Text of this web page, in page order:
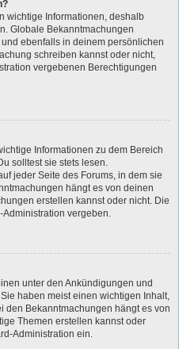
wichtige Informationen, deshalb
Globale Bekanntmachungen
ebenfalls in deinem persönlichen
schreiben kannst oder nicht,
vergebenen Berechtigungen
Informationen zu dem Bereich
solltest sie stets lesen.
jeder Seite des Forums, in dem sie
hängt es von deinen
erstellen kannst oder nicht. Die
vergeben.
unter den Ankündigungen und
haben meist einen wichtigen Inhalt,
den Bekanntmachungen hängt es von
Themen erstellen kannst oder
Administration ein.